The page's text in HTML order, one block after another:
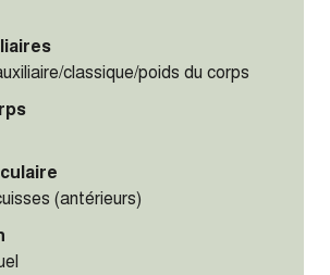
classique/poids du corps
(antérieurs)